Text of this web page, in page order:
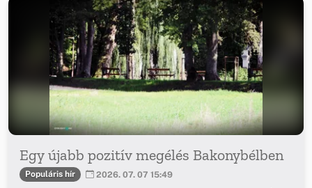
Egy újabb pozitív megélés Bakonybélben
Populáris hír 2026. 07. 07 15:49